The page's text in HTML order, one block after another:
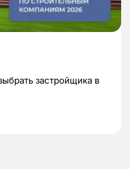
застройщика в